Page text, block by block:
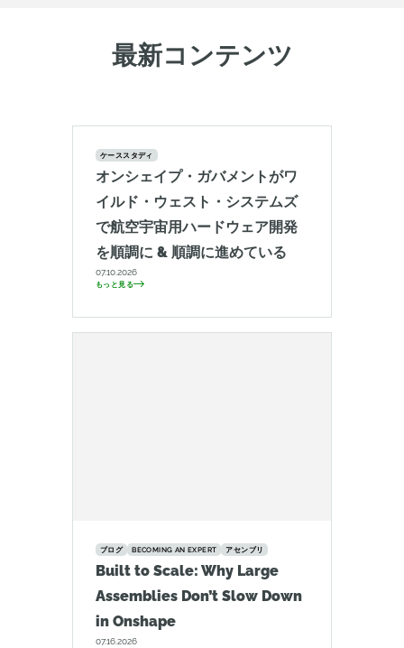
最新コンテンツ
ケーススタディ
オンシェイプ・ガバメントがワ
イルド・ウェスト・システムズ
で航空宇宙用ハードウェア開発
を順調に & 順調に進めている
07.10.2026
もっと見る
ブログ BECOMING AN EXPERT アセンブリ
Built to Scale: Why Large
Assemblies Don’t Slow Down
in Onshape
07.16.2026